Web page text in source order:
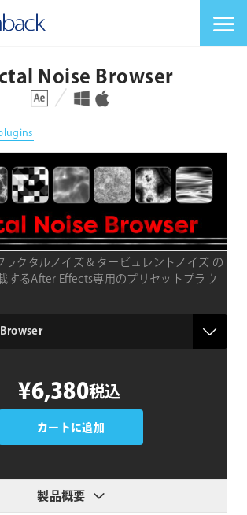
Noise Browser
対応プラットフォーム 対応OS
クタルノイズ & タービュレントノイズ の
するAfter Effects専用のプリセットプラウ
¥6,380税込
カートに追加
製品概要